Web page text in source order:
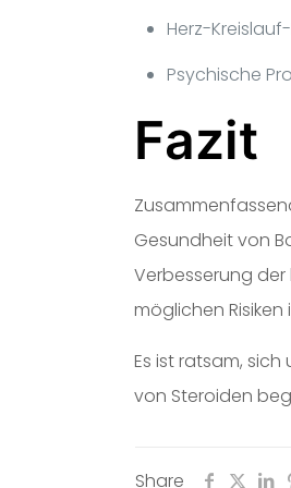
Herz-
Psychische
Fazit
Gesundheit von
Verbesserung
möglichen
Es ist ratsam,
von Steroiden
Share